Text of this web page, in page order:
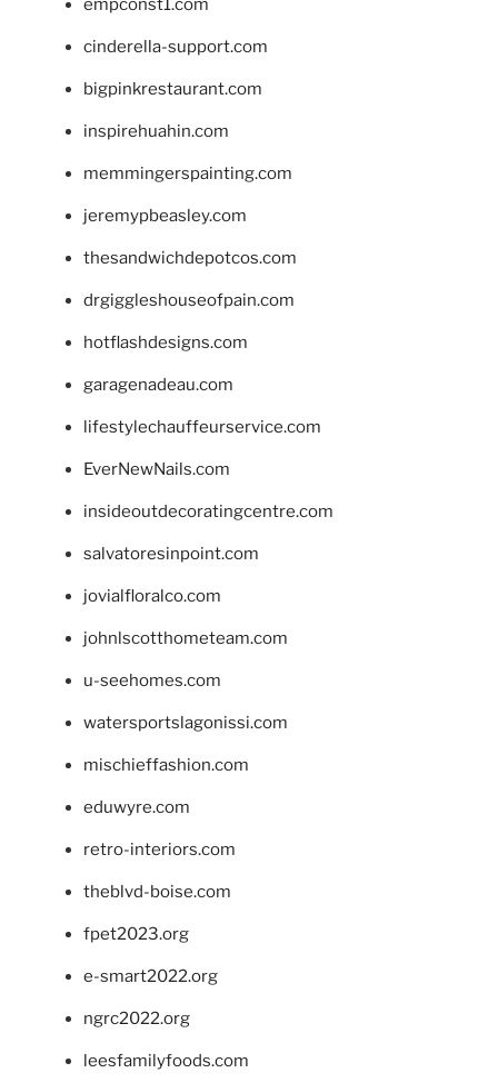
empconst1.com
cinderella-support.com
bigpinkrestaurant.com
inspirehuahin.com
memmingerspainting.com
jeremypbeasley.com
thesandwichdepotcos.com
drgiggleshouseofpain.com
hotflashdesigns.com
garagenadeau.com
lifestylechauffeurservice.com
EverNewNails.com
insideoutdecoratingcentre.com
salvatoresinpoint.com
jovialfloralco.com
johnlscotthometeam.com
u-seehomes.com
watersportslagonissi.com
mischieffashion.com
eduwyre.com
retro-interiors.com
theblvd-boise.com
fpet2023.org
e-smart2022.org
ngrc2022.org
leesfamilyfoods.com